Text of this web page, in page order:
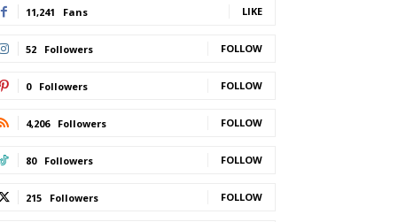
11,241 Fans LIKE
52 Followers FOLLOW
0 Followers FOLLOW
4,206 Followers FOLLOW
80 Followers FOLLOW
215 Followers FOLLOW